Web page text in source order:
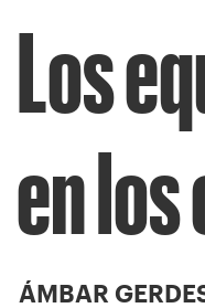
Los
en los
ÁMBAR